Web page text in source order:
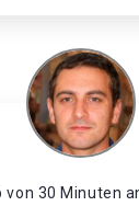
von 30 Minuten